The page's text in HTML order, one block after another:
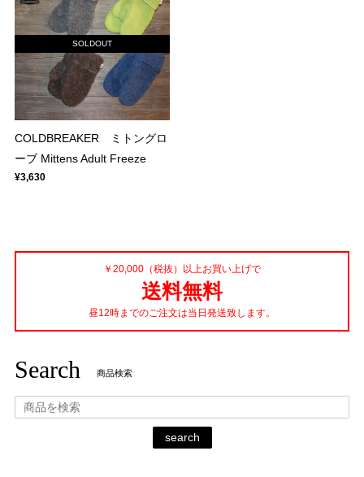
SOLDOUT
COLDBREAKER ミトングロ
ーブ Mittens Adult Freeze
¥3,630
￥20,000（税抜）以上お買い上げで
送料無料
昼12時までのご注文は当日発送致します。
Search 商品検索
search